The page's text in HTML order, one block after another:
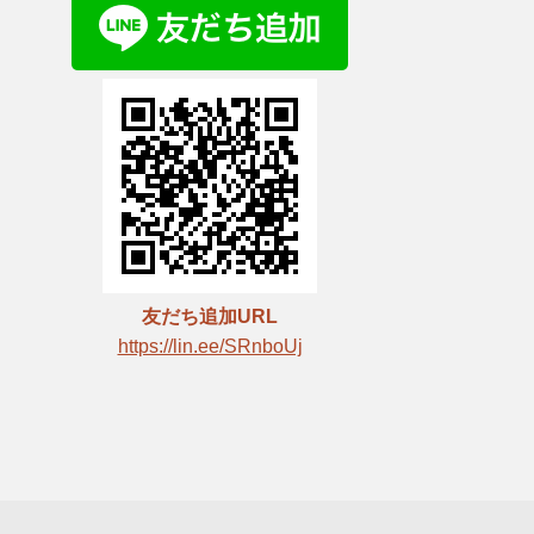
友だち追加URL
https://lin.ee/SRnboUj